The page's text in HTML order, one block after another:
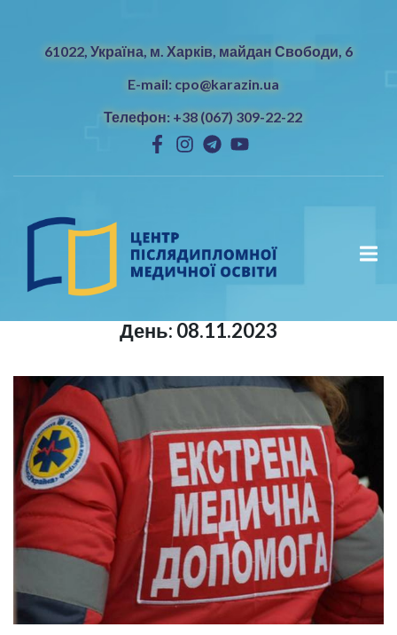
61022, Україна, м. Харків, майдан Свободи, 6
E-mail: cpo@karazin.ua
Телефон: +38 (067) 309-22-22
День: 08.11.2023